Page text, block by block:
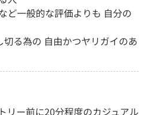
ど一般的な評価よりも 自分の
切る為の 自由かつヤリガイのあ
リー前に20分程度のカジュアル